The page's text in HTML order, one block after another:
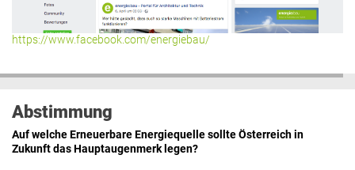
https://www.facebook.com/energiebau/
Abstimmung
Auf welche Erneuerbare Energiequelle sollte Österreich in
Zukunft das Hauptaugenmerk legen?